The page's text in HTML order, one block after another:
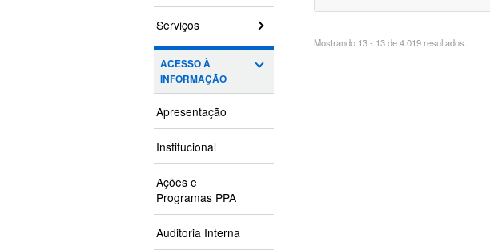
Serviços
ACESSO À
INFORMAÇÃO
Apresentação
Institucional
Ações e
Programas PPA
Auditoria Interna
Mostrando 13 - 13 de 4.019 resultados.